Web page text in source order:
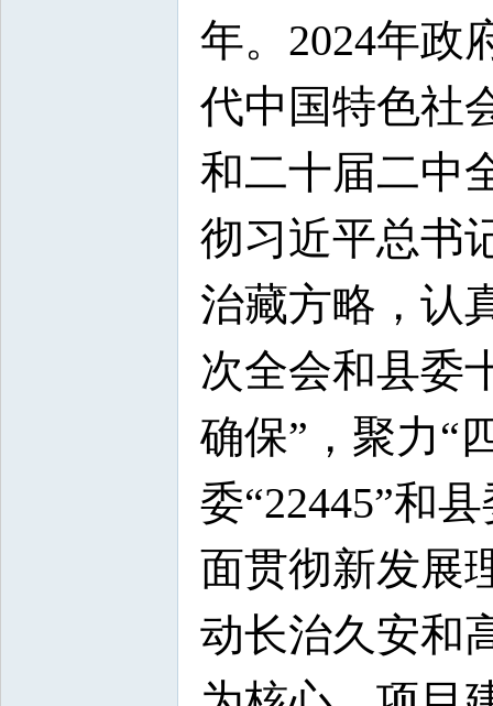
年。2024年政
代中国特色社
和二十届二中
彻习近平总书
治藏方略，认
次全会和县委
确保”，聚力“
委“22445”和
面贯彻新发展
动长治久安和